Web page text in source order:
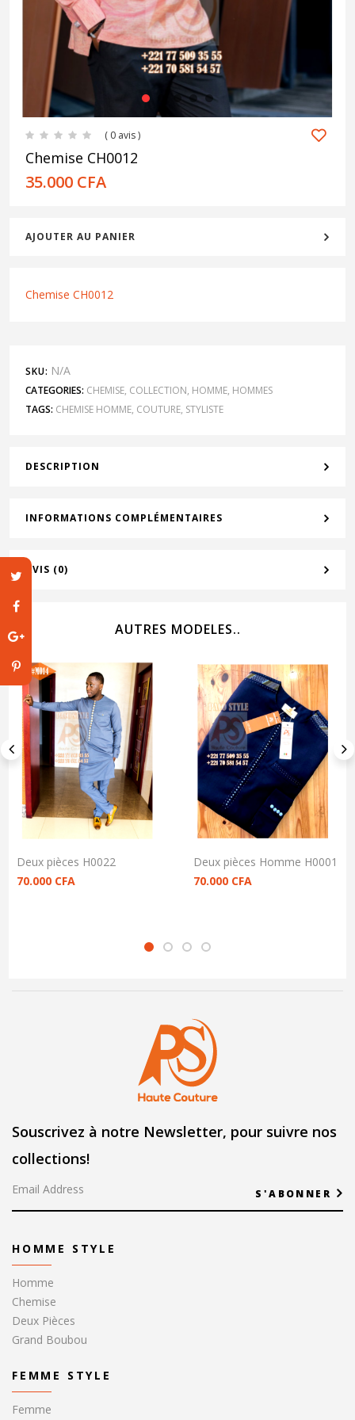
1 2 3 4 5
( 0 avis )
Chemise CH0012
35.000 CFA
AJOUTER AU PANIER
Chemise CH0012
SKU: N/A
CATEGORIES: CHEMISE, COLLECTION, HOMME, HOMMES
TAGS: CHEMISE HOMME, COUTURE, STYLISTE
DESCRIPTION
INFORMATIONS COMPLÉMENTAIRES
AVIS (0)
AUTRES MODELES..
Deux pièces H0022
70.000 CFA
Deux pièces Homme H0001
70.000 CFA
Souscrivez à notre Newsletter, pour suivre nos
collections!
S'ABONNER
HOMME STYLE
Homme
Chemise
Deux Pièces
Grand Boubou
FEMME STYLE
Femme